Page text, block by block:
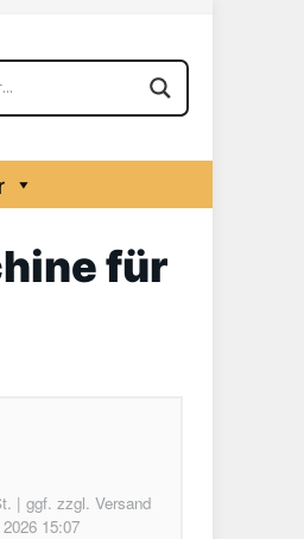
für
| ggf. zzgl. Versand
15:07